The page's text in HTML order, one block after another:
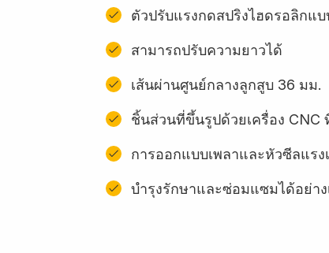
ตัวปรับแรงกดสปริงไฮดรอลิกแ
สามารถปรับความยาวได้
เส้นผ่านศูนย์กลางลูกสูบ 36 มม.
ชิ้นส่วนที่ขึ้นรูปด้วยเครื่อง
การออกแบบเพลาและหัวซีลแรง
บํารุงรักษาและซ่อมแซมได้อย่า